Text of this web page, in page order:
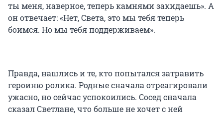
ты меня, наверное, теперь камнями закидаешь». А
он отвечает: «Нет, Света, это мы тебя теперь
боимся. Но мы тебя поддерживаем».
Правда, нашлись и те, кто попытался затравить
героиню ролика. Родные сначала отреагировали
ужасно, но сейчас успокоились. Сосед сначала
сказал Светлане, что больше не хочет с ней